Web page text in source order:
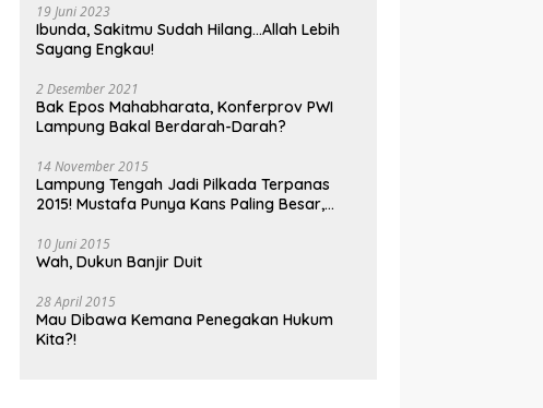
19 Juni 2023
Ibunda, Sakitmu Sudah Hilang…Allah Lebih
Sayang Engkau!
2 Desember 2021
Bak Epos Mahabharata, Konferprov PWI
Lampung Bakal Berdarah-Darah?
14 November 2015
Lampung Tengah Jadi Pilkada Terpanas
2015! Mustafa Punya Kans Paling Besar,
10 Juni 2015
Wah, Dukun Banjir Duit
28 April 2015
Mau Dibawa Kemana Penegakan Hukum
Kita?!